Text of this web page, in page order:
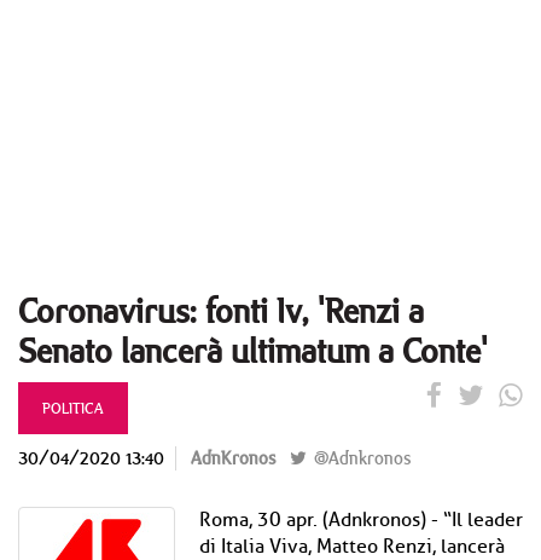
Coronavirus: fonti Iv, 'Renzi a
Senato lancerà ultimatum a Conte'
POLITICA
30/04/2020 13:40 AdnKronos @Adnkronos
Roma, 30 apr. (Adnkronos) - “Il leader
di Italia Viva, Matteo Renzi, lancerà